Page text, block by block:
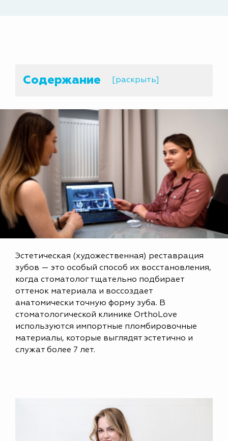
Содержание [раскрыть]
Эстетическая (художественная) реставрация
зубов — это особый способ их восстановления,
когда стоматолог тщательно подбирает
оттенок материала и воссоздает
анатомически точную форму зуба. В
стоматологической клинике OrthoLove
используются импортные пломбировочные
материалы, которые выглядят эстетично и
служат более 7 лет.